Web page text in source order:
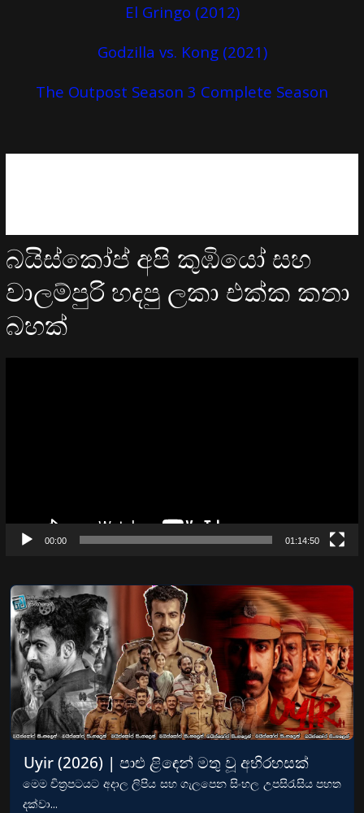
El Gringo (2012)
Godzilla vs. Kong (2021)
The Outpost Season 3 Complete Season
බයිස්කෝප් අපි කුඹියෝ සහ
වාලම්පුරි හදපු ලකා එක්ක කතා
බහක්
00:00 01:14:50
Uyir (2026) | පාළු ළිඳෙන් මතු වූ අභිරහසක්
මෙම චිත්‍රපටයට අදාල ලිපිය සහ ගැලපෙන සිංහල උපසිරැසිය පහත
දක්වා...